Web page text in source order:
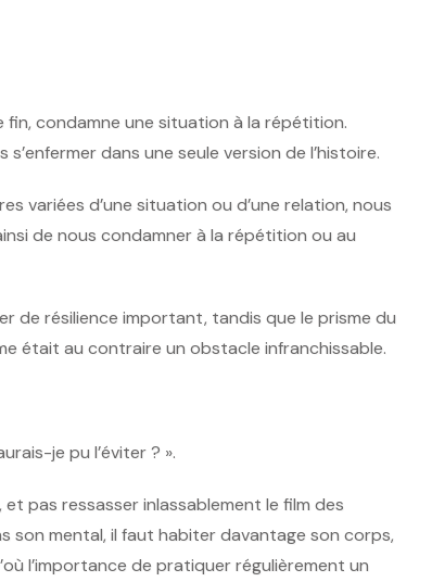
fin, condamne une situation à la répétition.
dans une seule version de l’histoire.
variées d’une situation ou d’une relation, nous
de nous condamner à la répétition ou au
de résilience important, tandis que le prisme du
était au contraire un obstacle infranchissable.
je pu l’éviter ? ».
pas ressasser inlassablement le film des
son mental, il faut habiter davantage son corps,
l’importance de pratiquer régulièrement un